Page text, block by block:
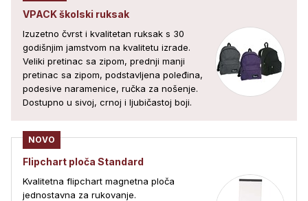
VPACK školski ruksak
Izuzetno čvrst i kvalitetan ruksak s 30
godišnjim jamstvom na kvalitetu izrade.
Veliki pretinac sa zipom, prednji manji
pretinac sa zipom, podstavljena poleđina,
podesive naramenice, ručka za nošenje.
Dostupno u sivoj, crnoj i ljubičastoj boji.
NOVO
Flipchart ploča Standard
Kvalitetna flipchart magnetna ploča
jednostavna za rukovanje.